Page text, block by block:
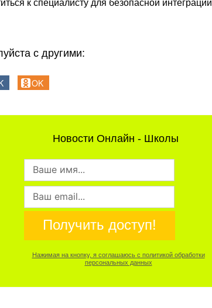
к специалисту для безопасной интеграции
с другими:
OK
Новости Онлайн - Школы
Получить доступ!
Нажимая на кнопку, я соглашаюсь с политикой обработки
персональных данных